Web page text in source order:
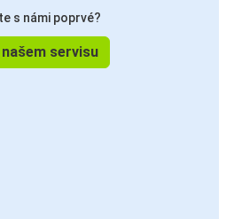
s námi poprvé?
servisu